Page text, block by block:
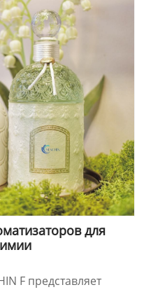
для
F представляет